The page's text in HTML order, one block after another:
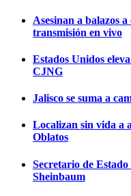
Asesinan a balazos
transmisión en vivo
Estados Unidos
CJNG
Jalisco se suma a
Localizan sin vida a
Oblatos
Secretario de
Sheinbaum